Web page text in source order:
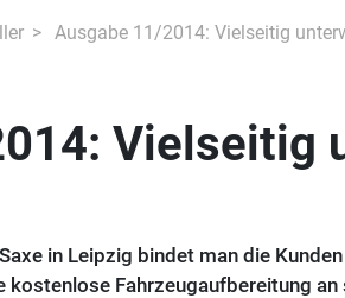
Ausgabe 11/2014: Vielseitig
Vielseitig
in Leipzig bindet man die
kostenlose Fahrzeugaufbereitung an